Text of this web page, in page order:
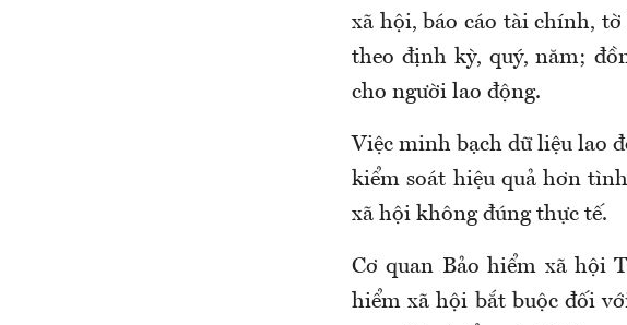
xã hội, báo cáo tài chính,
theo định kỳ, quý, năm;
cho người lao động.
Việc minh bạch dữ liệu lao
kiểm soát hiệu quả hơn
xã hội không đúng thực tế.
Cơ quan Bảo hiểm xã hội
hiểm xã hội bắt buộc đối